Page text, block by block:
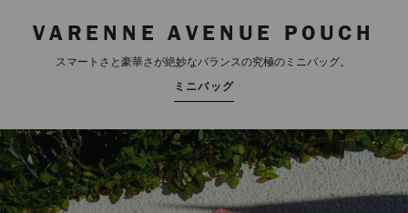
VARENNE AVENUE POUCH
スマートさと豪華さが絶妙なバランスの究極のミニバッグ。
ミニバッグ